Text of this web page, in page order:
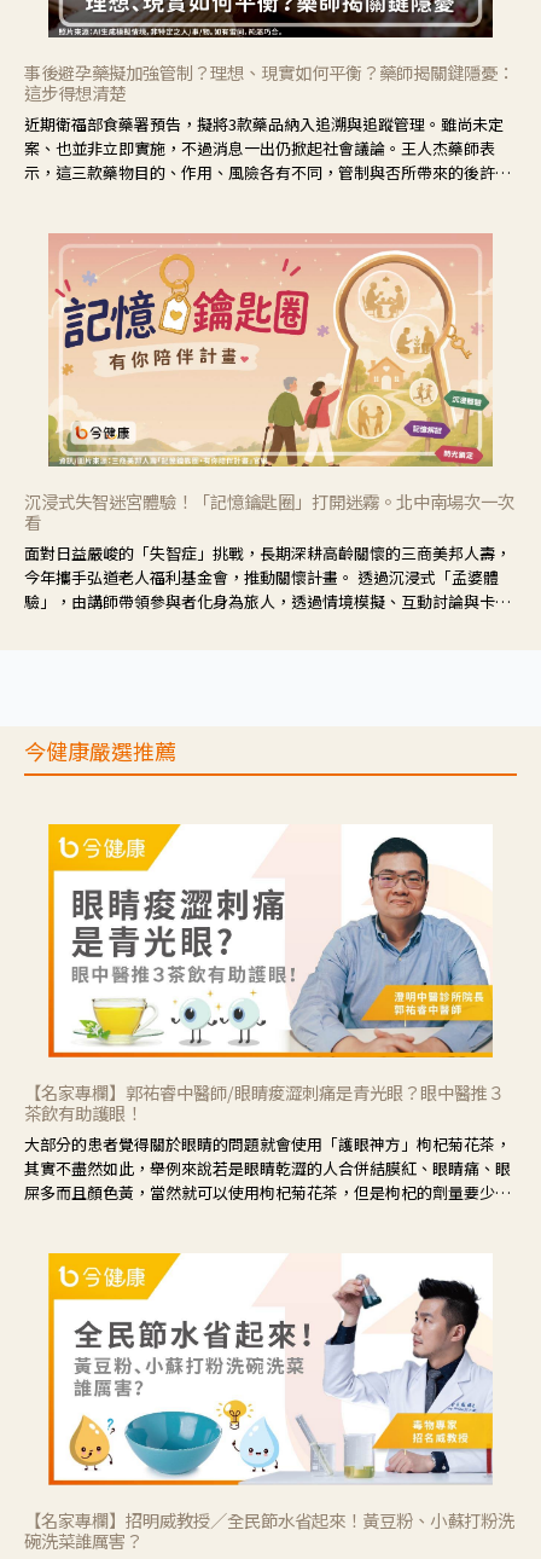
事後避孕藥擬加強管制？理想、現實如何平衡？藥師揭關鍵隱憂：
這步得想清楚
近期衛福部食藥署預告，擬將3款藥品納入追溯與追蹤管理。雖尚未定
案、也並非立即實施，不過消息一出仍掀起社會議論。王人杰藥師表
示，這三款藥物目的、作用、風險各有不同，管制與否所帶來的後許影
沉浸式失智迷宮體驗！「記憶鑰匙圈」打開迷霧。北中南場次一次
看
面對日益嚴峻的「失智症」挑戰，長期深耕高齡關懷的三商美邦人壽，
今年攜手弘道老人福利基金會，推動關懷計畫。 透過沉浸式「孟婆體
驗」，由講師帶領參與者化身為旅人，透過情境模擬、互動討論與卡牌
今健康嚴選推薦
【名家專欄】郭祐睿中醫師/眼睛痠澀刺痛是青光眼？眼中醫推３
茶飲有助護眼！
大部分的患者覺得關於眼睛的問題就會使用「護眼神方」枸杞菊花茶，
其實不盡然如此，舉例來說若是眼睛乾澀的人合併結膜紅、眼睛痛、眼
屎多而且顏色黃，當然就可以使用枸杞菊花茶，但是枸杞的劑量要少，
候就要使用菊花、金銀花來治療；假如單純的眼睛乾澀，結膜沒有紅，
眼睛周圍沒有眼屎，這種情況是屬於「陰虛」，就可以使用枸杞、蓮
藕、麥門冬、山藥等比較滋潤的藥材，效果就更顯著。
【名家專欄】招明威教授／全民節水省起來！黃豆粉、小蘇打粉洗
碗洗菜誰厲害？